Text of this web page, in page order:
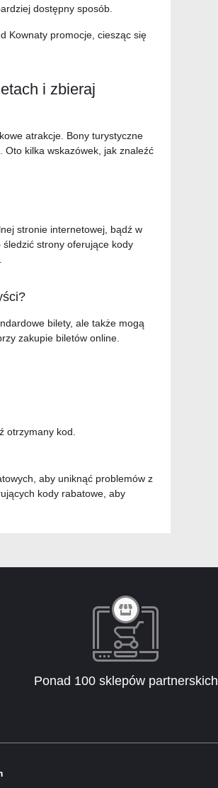
dostępny sposób.
Kownaty promocje, ciesząc się
i zbieraj
atrakcje. Bony turystyczne
Oto kilka wskazówek, jak znaleźć
stronie internetowej, bądź w
strony oferujące kody
bilety, ale także mogą
zakupie biletów online.
otrzymany kod.
aby uniknąć problemów z
kody rabatowe, aby
Ponad 100 sklepów partnerskich